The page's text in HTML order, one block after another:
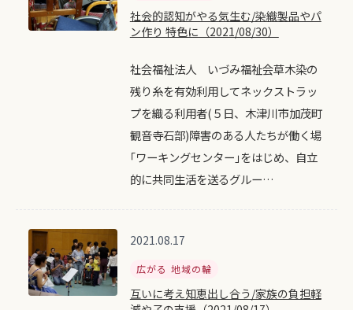
社会的認知がやる気生む/染織製品やパ
ン作り 特色に（2021/08/30）
社会福祉法人 いづみ福祉会草木染の
残り糸を有効利用してネックストラッ
プを織る利用者(５日、木津川市加茂町
観音寺石部)障害のある人たちが働く場
｢ワーキングセンター｣をはじめ、自立
的に共同生活を送るグルー…
2021.08.17
広がる 地域の輪
互いに考え知恵出し合う/家族の負担軽